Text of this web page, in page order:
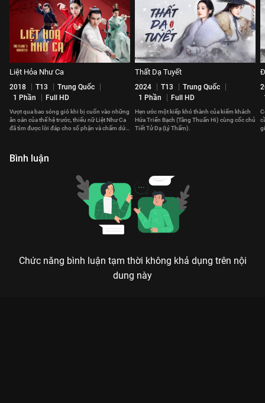
Liệt Hỏa Như Ca
2018 T13
Trung Quốc
1 Phần
Full HD
Vượt qua bao sóng gió khi bị cuốn vào những
ân oán của thế hệ trước, thiếu nữ Liệt Như Ca
đã tìm được lời đáp cho số phận và chấm dứt
Thất Dạ Tuyết
2024 T13
Trung Quốc
1 Phần
Full HD
Hẹn ước một kiếp khó thành của kiếm khách
Hứa Triển Bạch (Tăng Thuấn Hi) cùng cốc chủ
Tiết Tử Dạ (Lý Thấm).
Bình luận
Chức năng bình luận tạm thời không khả dụng trên nội
dung này